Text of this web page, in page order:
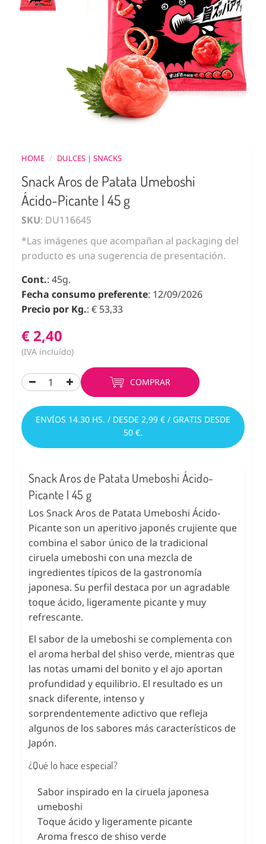
HOME / DULCES | SNACKS
Snack Aros de Patata Umeboshi
Ácido-Picante | 45 g
SKU: DU116645
*Las imágenes que acompañan al packaging del
producto es una sugerencia de presentación.
Cont.: 45g.
Fecha consumo preferente: 12/09/2026
Precio por Kg.: € 53,33
€ 2,40
(IVA incluído)
COMPRAR
ENVÍOS 14.30 HS. / DESDE 2,99 € / GRATIS DESDE
50 €.
Snack Aros de Patata Umeboshi Ácido-
Picante | 45 g
Los Snack Aros de Patata Umeboshi Ácido-
Picante son un aperitivo japonés crujiente que
combina el sabor único de la tradicional
ciruela umeboshi con una mezcla de
ingredientes típicos de la gastronomía
japonesa. Su perfil destaca por un agradable
toque ácido, ligeramente picante y muy
refrescante.
El sabor de la umeboshi se complementa con
el aroma herbal del shiso verde, mientras que
las notas umami del bonito y el ajo aportan
profundidad y equilibrio. El resultado es un
snack diferente, intenso y
sorprendentemente adictivo que refleja
algunos de los sabores más característicos de
Japón.
¿Qué lo hace especial?
Sabor inspirado en la ciruela japonesa
umeboshi
Toque ácido y ligeramente picante
Aroma fresco de shiso verde